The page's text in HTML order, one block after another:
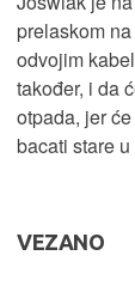
prelaskom
odvojim
također, i da
otpada, jer
bacati stare
VEZANO